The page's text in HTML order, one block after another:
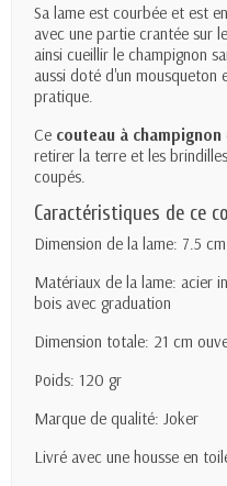
Sa lame est courbée et est
avec une partie crantée sur
ainsi cueillir le champignon
aussi doté d'un
pratique.
Ce couteau à champignon
retirer la terre et les
coupés.
Caractéristiques de ce
Dimension de la lame: 7.5 cm
Matériaux de la lame: acier
bois avec graduation
Dimension totale: 21 cm
Poids: 120 gr
Marque de qualité: Joker
Livré avec une housse en